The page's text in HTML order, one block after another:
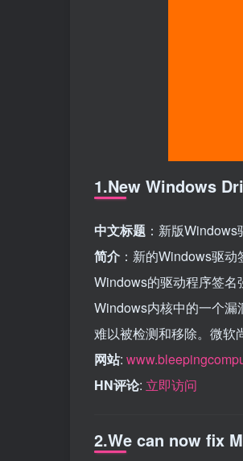
1.New Windows
中文标题 ：新版
简介 ：新的Windows驱
Windows的驱动程序签名
Windows内核中的一个漏
难以被检测和移除。微软
网站:
HN评论: 立即访问
2.We can now fix